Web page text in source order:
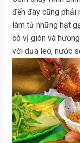
đến đây cũng phải
làm từ những hạt
có vị giòn và
với dưa leo, nước